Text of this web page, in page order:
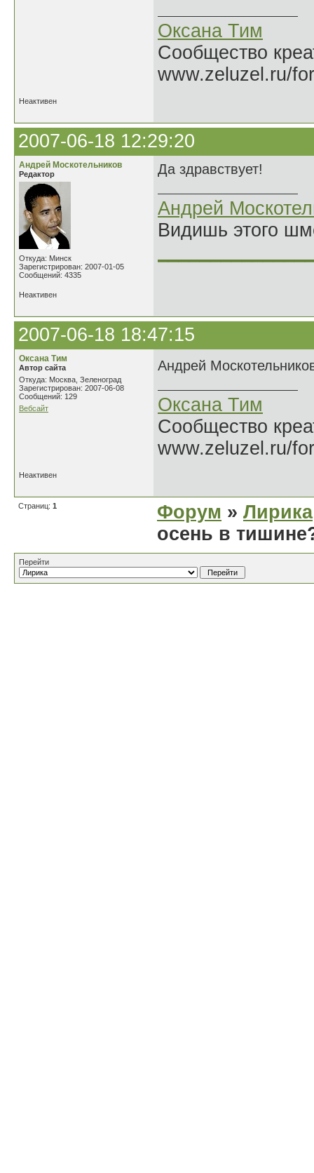
Оксана Тим
Сообщество
www.zeluzel.ru/
Неактивен
2007-06-18 12:29:20
Андрей Москотельников
Редактор
Откуда: Минск
Зарегистрирован: 2007-01-05
Сообщений: 4335
Да здравствует!
Андрей
Видишь этого
Неактивен
2007-06-18 18:47:15
Оксана Тим
Автор сайта
Откуда: Москва, Зеленоград
Зарегистрирован: 2007-06-08
Сообщений: 129
Вебсайт
Андрей
Оксана Тим
Сообщество
www.zeluzel.ru/
Неактивен
Страниц: 1 Форум » Лирика
осень в
Перейти